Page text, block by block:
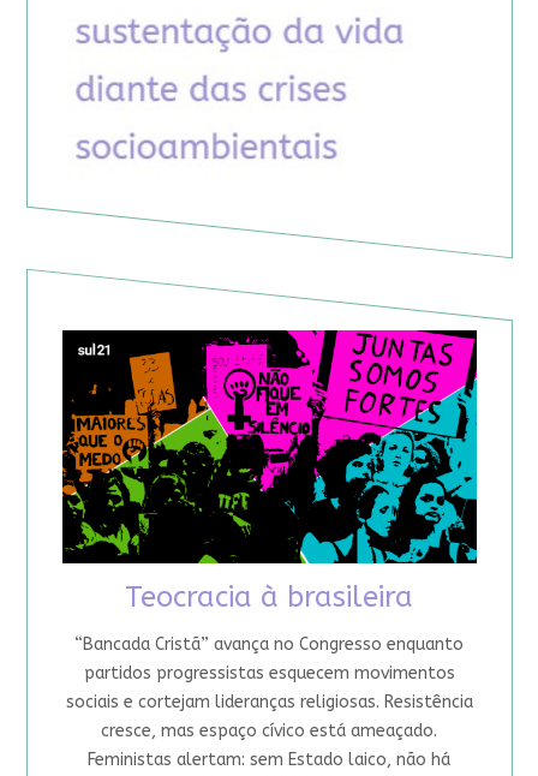
Teocracia à brasileira
“Bancada Cristã” avança no Congresso enquanto
partidos progressistas esquecem movimentos
sociais e cortejam lideranças religiosas. Resistência
cresce, mas espaço cívico está ameaçado.
Feministas alertam: sem Estado laico, não há